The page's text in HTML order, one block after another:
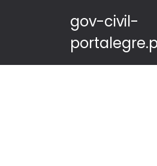
gov-civil-